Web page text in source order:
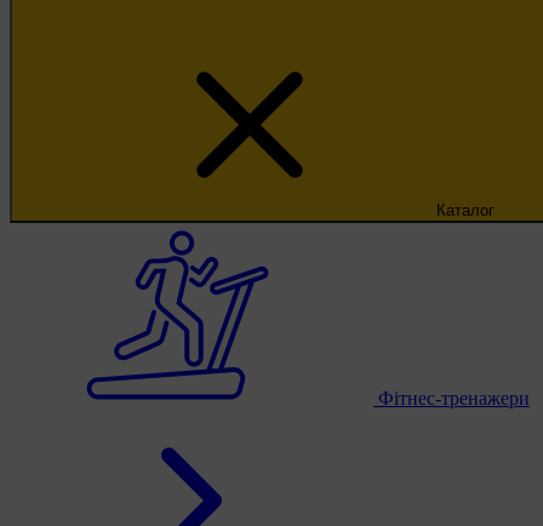
Каталог
Фітнес-тренажери